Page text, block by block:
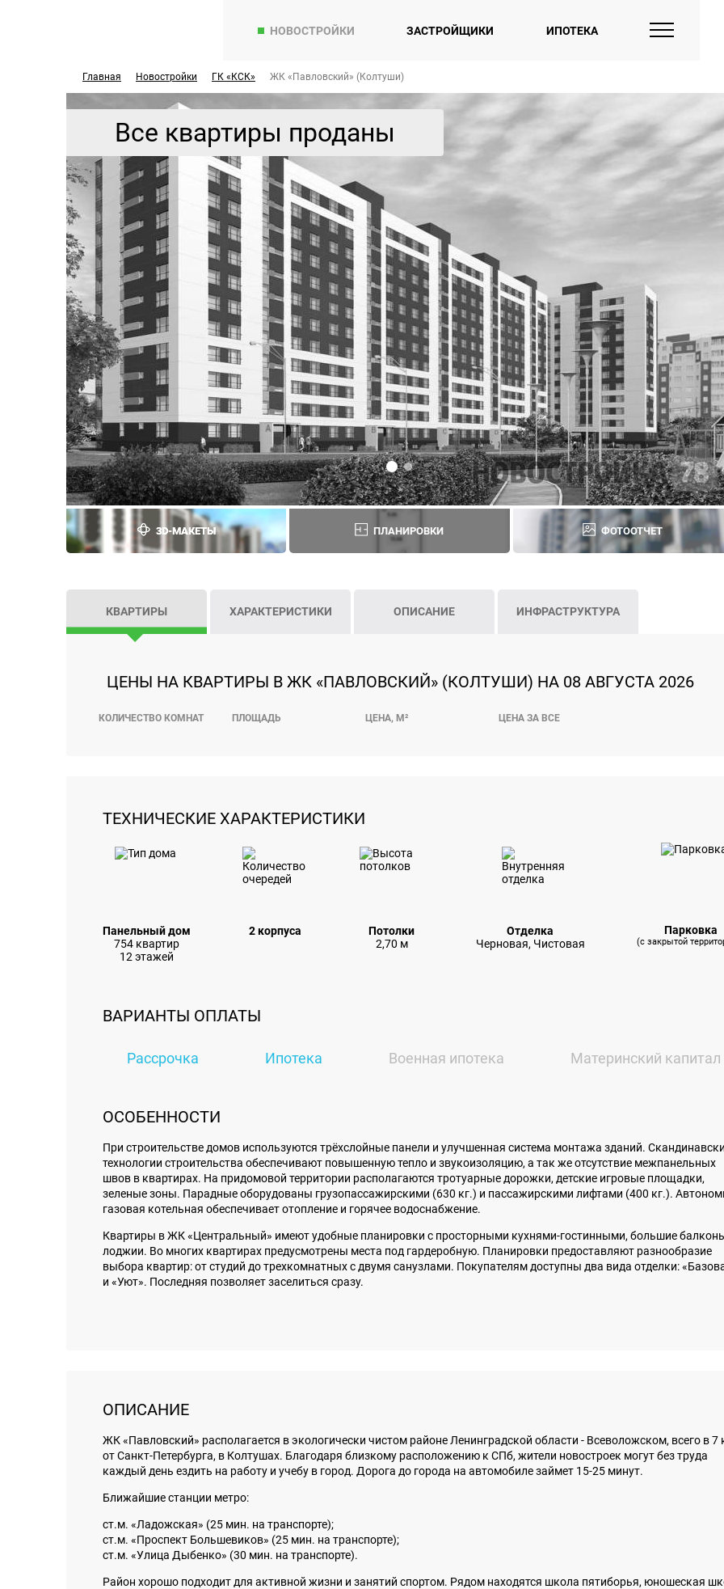
НОВОСТРОЙКИ ЗАСТРОЙЩИКИ ИПОТЕКА
Главная Новостройки ГК «КСК» ЖК «Павловский» (Колтуши)
3D-МАКЕТЫ ПЛАНИРОВКИ ФОТООТЧЕТ
КВАРТИРЫ ХАРАКТЕРИСТИКИ ОПИСАНИЕ ИНФРАСТРУКТУРА
ЦЕНЫ НА КВАРТИРЫ В ЖК «ПАВЛОВСКИЙ» (КОЛТУШИ) НА 08 АВГУСТА 2026
КОЛИЧЕСТВО КОМНАТ ПЛОЩАДЬ ЦЕНА, М² ЦЕНА ЗА ВСЕ
ТЕХНИЧЕСКИЕ ХАРАКТЕРИСТИКИ
Панельный дом
754 квартир
12 этажей
2 корпуса
Потолки
2,70 м
Отделка
Черновая, Чистовая
Парковка
(с закрытой
ВАРИАНТЫ ОПЛАТЫ
Рассрочка Ипотека Военная ипотека Материнский капитал
ОСОБЕННОСТИ
При строительстве домов используются трёхслойные панели и улучшенная система монтажа зданий.
технологии строительства обеспечивают повышенную тепло и звукоизоляцию, а так же отсутствие межпанельных
швов в квартирах. На придомовой территории располагаются тротуарные дорожки, детские игровые площадки,
зеленые зоны. Парадные оборудованы грузопассажирскими (630 кг.) и пассажирскими лифтами (400 кг.).
газовая котельная обеспечивает отопление и горячее водоснабжение.
Квартиры в ЖК «Центральный» имеют удобные планировки с просторными кухнями-гостинными, большие
лоджии. Во многих квартирах предусмотрены места под гардеробную. Планировки предоставляют разнообразие
выбора квартир: от студий до трехкомнатных с двумя санузлами. Покупателям доступны два вида отделки:
и «Уют». Последняя позволяет заселиться сразу.
ОПИСАНИЕ
ЖК «Павловский» располагается в экологически чистом районе Ленинградской области - Всеволожском, всего в 7
от Санкт-Петербурга, в Колтушах. Благодаря близкому расположению к СПб, жители новостроек могут без труда
каждый день ездить на работу и учебу в город. Дорога до города на автомобиле займет 15-25 минут.
Ближайшие станции метро:
ст.м. «Ладожская» (25 мин. на транспорте);
ст.м. «Проспект Большевиков» (25 мин. на транспорте);
ст.м. «Улица Дыбенко» (30 мин. на транспорте).
Район хорошо подходит для активной жизни и занятий спортом. Рядом находятся школа пятиборья, юношеская